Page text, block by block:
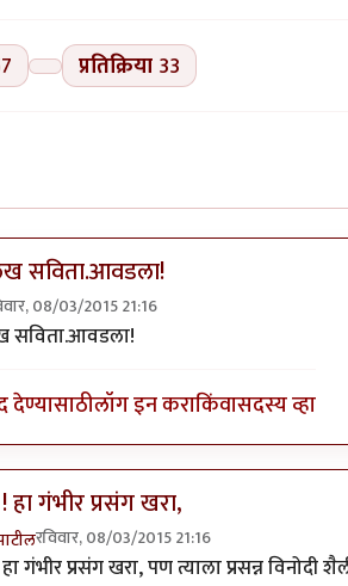
प्रतिक्रिया 33
सविता.आवडला!
08/03/2015 21:16
सविता.आवडला!
देण्यासाठीलॉग इन कराकिंवासदस्य व्हा
गंभीर प्रसंग खरा,
रविवार, 08/03/2015 21:16
गंभीर प्रसंग खरा, पण त्याला प्रसन्न विनोदी